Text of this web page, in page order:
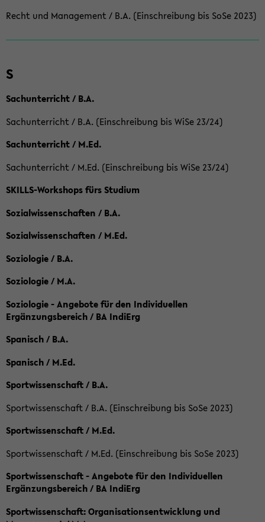
Recht und Management / B.A. (Einschreibung bis SoSe 2023)
S
Sachunterricht / B.A.
Sachunterricht / B.A. (Einschreibung bis WiSe 23/24)
Sachunterricht / M.Ed.
Sachunterricht / M.Ed. (Einschreibung bis WiSe 23/24)
SKILLS-Workshops fürs Studium
Sozialwissenschaften / B.A.
Sozialwissenschaften / M.Ed.
Soziologie / B.A.
Soziologie / M.A.
Soziologie - Angebote für den Individuellen
Ergänzungsbereich / BA IndiErg
Spanisch / B.A.
Spanisch / M.Ed.
Sportwissenschaft / B.A.
Sportwissenschaft / B.A. (Einschreibung bis SoSe 2023)
Sportwissenschaft / M.Ed.
Sportwissenschaft / M.Ed. (Einschreibung bis SoSe 2023)
Sportwissenschaft - Angebote für den Individuellen
Ergänzungsbereich / BA IndiErg
Sportwissenschaft: Organisationsentwicklung und